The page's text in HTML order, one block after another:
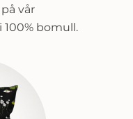
vår
100% bomull.